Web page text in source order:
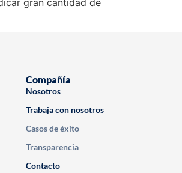
Compañía
Nosotros
Trabaja con nosotros
Casos de éxito
Transparencia
Contacto